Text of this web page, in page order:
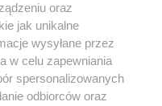
oraz
jak unikalne
wysyłane przez
w celu zapewniania
spersonalizowanych
odbiorców oraz